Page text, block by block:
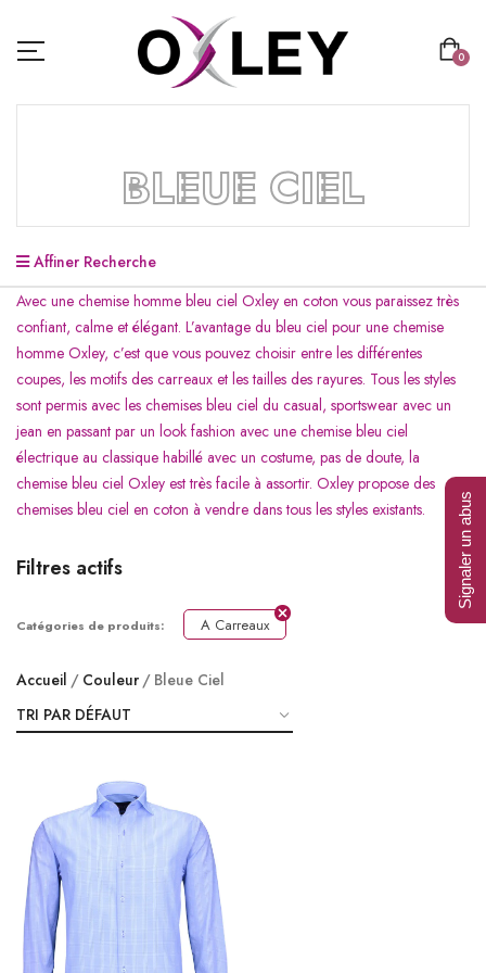
0
BLEUE CIEL
Affiner Recherche
Avec une chemise homme bleu ciel Oxley en coton vous paraissez très
confiant, calme et élégant. L’avantage du bleu ciel pour une chemise
homme Oxley, c’est que vous pouvez choisir entre les différentes
coupes, les motifs des carreaux et les tailles des rayures. Tous les styles
sont permis avec les chemises bleu ciel du casual, sportswear avec un
jean en passant par un look fashion avec une chemise bleu ciel
électrique au classique habillé avec un costume, pas de doute, la
chemise bleu ciel Oxley est très facile à assortir. Oxley propose des
chemises bleu ciel en coton à vendre dans tous les styles existants.
Filtres actifs
Catégories de produits: A Carreaux
Accueil Couleur Bleue Ciel
Signaler un abus